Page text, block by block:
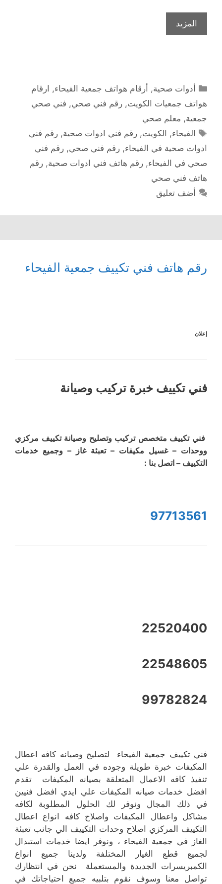
المزيد
التصنيفات
أدوات صحية, أرقام هواتف جمعية الفيحاء, ارقام
هواتف جمعيات الكويت, رقم فني صحي, فني صحي
جمعية, معلم صحي
الوسوم
الفيحاء, الكويت,رقم فني ادوات صحية,رقم فني
ادوات صحية في الفيحاء, رقم فني صحي, رقم فني
صحي في الفيحاء, رقم هاتف فني ادوات صحية, رقم
هاتف فني صحي
أضف تعليق
رقم هاتف فني تكييف جمعية الفيحاء
إعلان
فني تكييف خبرة تركيب وصيانة
فني تكييف متخصص تركيب وتصليح وصيانة تكييف مركزي
ووحدات – غسيل مكيفات – تعبئة غاز – وجميع خدمات
التكييف – اتصل بنا :
97713561
22520400
22548605
99782824
فني تكييف جمعية الفيحاء لتصليح وصيانه كافه اعطال
المكيفات خبرة طويلة وجوده في العمل والقدرة علي
تنفيذ كافه الاعمال المتعلقة بصيانه المكيفات تقدم
افضل خدمات صيانه المكيفات علي ايدي افضل فنيين
في ذلك المجال ونوفر لك الحلول المطلوبة لكافه
مشاكل واعطال المكيفات واصلاح كافه انواع اعطال
التكييف المركزي اصلاح وحدات التكييف الي جانب تعبئة
الغاز في جمعية الفيحاء ، ونوفر ايضا خدمات استبدال
لجميع قطع الغيار المختلفة ولدينا جميع انواع
الكمبريسرات الجديدة والمستعملة نحن في انتظارك
تواصل معنا وسوف نقوم بتلبيه جميع احتياجاتك في